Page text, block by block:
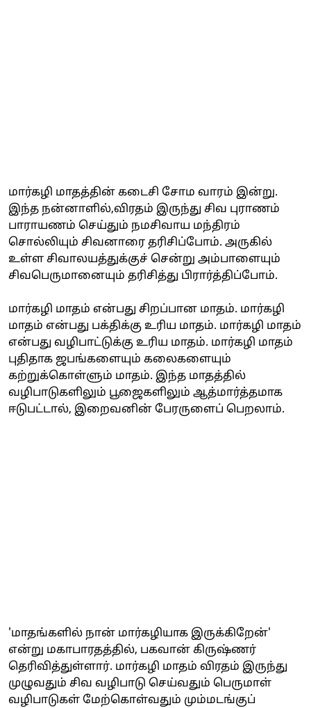
மார்கழி மாதத்தின் கடைசி சோம வாரம் இன்று.
இந்த நன்னாளில்,விரதம் இருந்து சிவ புராணம்
பாராயணம் செய்தும் நமசிவாய மந்திரம்
சொல்லியும் சிவனாரை தரிசிப்போம். அருகில்
உள்ள சிவாலயத்துக்குச் சென்று அம்பாளையும்
சிவபெருமானையும் தரிசித்து பிரார்த்திப்போம்.
மார்கழி மாதம் என்பது சிறப்பான மாதம். மார்கழி
மாதம் என்பது பக்திக்கு உரிய மாதம். மார்கழி மாதம்
என்பது வழிபாட்டுக்கு உரிய மாதம். மார்கழி மாதம்
புதிதாக ஜபங்களையும் கலைகளையும்
கற்றுக்கொள்ளும் மாதம். இந்த மாதத்தில்
வழிபாடுகளிலும் பூஜைகளிலும் ஆத்மார்த்தமாக
ஈடுபட்டால், இறைவனின் பேரருளைப் பெறலாம்.
'மாதங்களில் நான் மார்கழியாக இருக்கிறேன்'
என்று மகாபாரதத்தில், பகவான் கிருஷ்ணர்
தெரிவித்துள்ளார். மார்கழி மாதம் விரதம் இருந்து
முழுவதும் சிவ வழிபாடு செய்வதும் பெருமாள்
வழிபாடுகள் மேற்கொள்வதும் மும்மடங்குப்